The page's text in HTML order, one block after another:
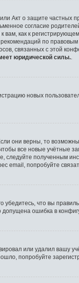
Акт о защите
согласие
как к
по
связанных с этой
юридической силы.
новых
они верны, то
все новые учётные
полученным
email, попробуйте
убедитесь, что вы
ошибка в
или удалил вашу
попробуйте